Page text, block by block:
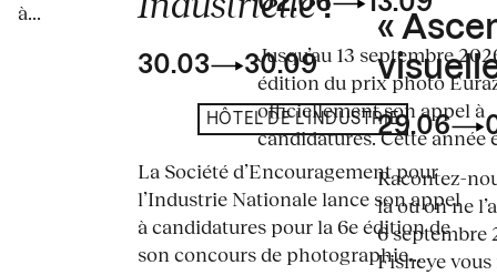
à...
!
30.03 30.09
HÔTEL DE L'INDUSTRIE
La Société d’Encouragement pour
l’Industrie Nationale lance son appel
à candidatures pour la 6e édition de
son concours de photographie...
Jusqu’au 13 septembre
édition du prix photo
officiellement son appel à
candidatures. Cette année
«
29.06
Racontez-
là où on ne
6 septembre
Fisheye